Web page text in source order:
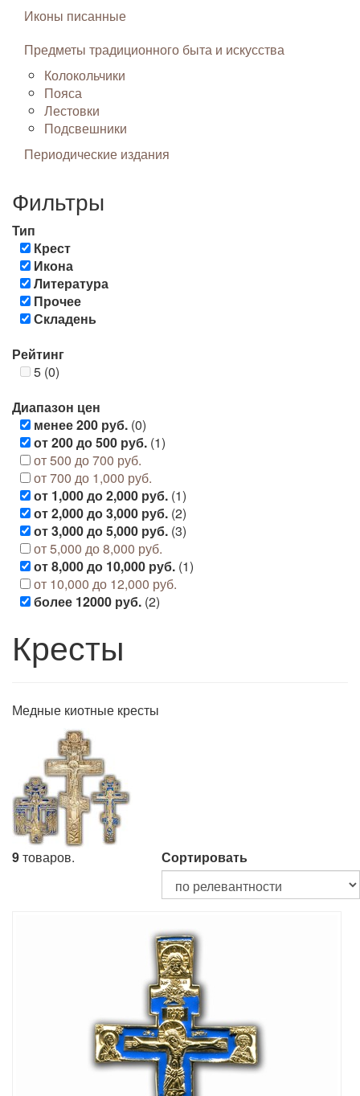
Иконы писанные
Предметы традиционного быта и искусства
Колокольчики
Пояса
Лестовки
Подсвешники
Периодические издания
Фильтры
Тип
Крест
Икона
Литература
Прочее
Складень
Рейтинг
5 (0)
Диапазон цен
менее 200 руб. (0)
от 200 до 500 руб. (1)
от 500 до 700 руб.
от 700 до 1,000 руб.
от 1,000 до 2,000 руб. (1)
от 2,000 до 3,000 руб. (2)
от 3,000 до 5,000 руб. (3)
от 5,000 до 8,000 руб.
от 8,000 до 10,000 руб. (1)
от 10,000 до 12,000 руб.
более 12000 руб. (2)
Кресты
Медные киотные кресты
9товаров. Сортировать